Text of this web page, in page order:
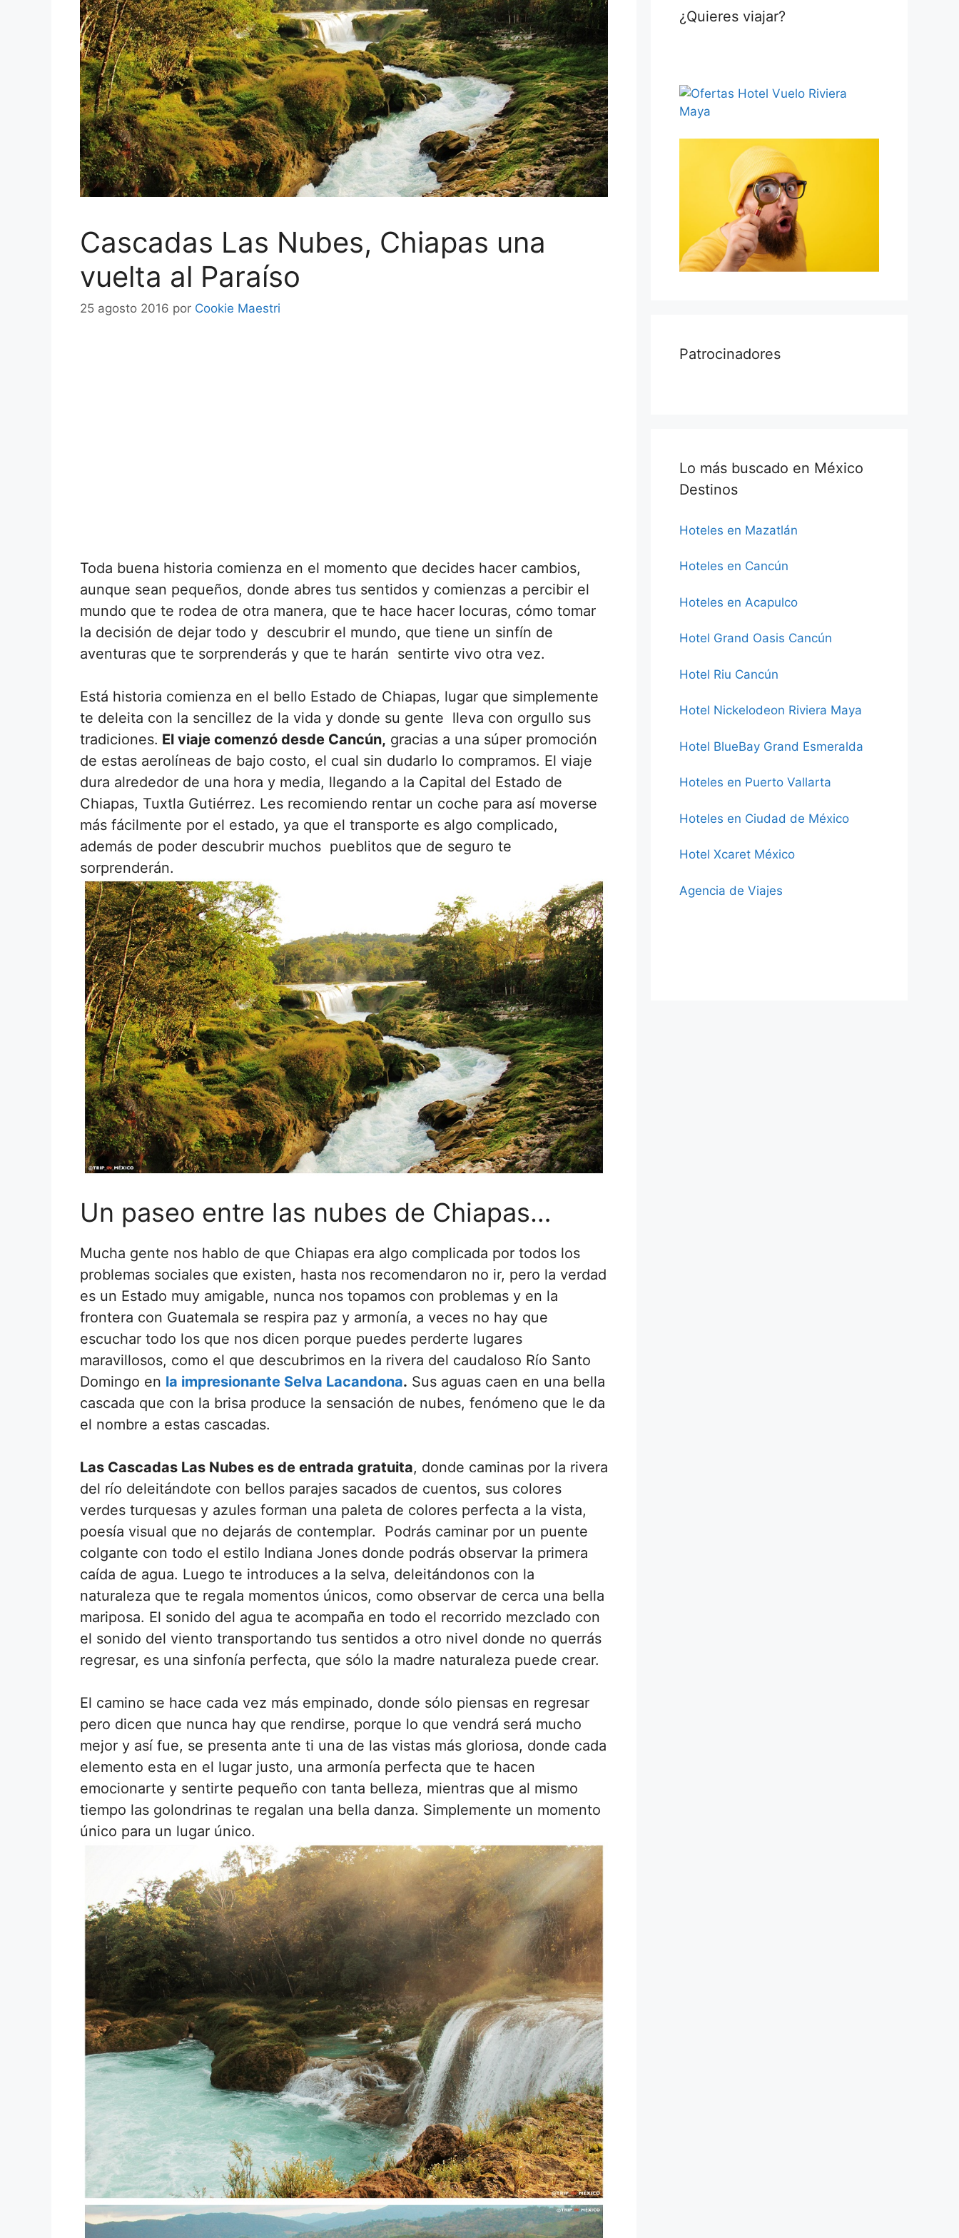
Cascadas Las Nubes, Chiapas una
vuelta al Paraíso
25 agosto 2016 por Cookie Maestri
Toda buena historia comienza en el momento que decides hacer cambios,
aunque sean pequeños, donde abres tus sentidos y comienzas a percibir el
mundo que te rodea de otra manera, que te hace hacer locuras, cómo tomar
la decisión de dejar todo y descubrir el mundo, que tiene un sinfín de
aventuras que te sorprenderás y que te harán sentirte vivo otra vez.
Está historia comienza en el bello Estado de Chiapas, lugar que simplemente
te deleita con la sencillez de la vida y donde su gente lleva con orgullo sus
tradiciones. El viaje comenzó desde Cancún, gracias a una súper promoción
de estas aerolíneas de bajo costo, el cual sin dudarlo lo compramos. El viaje
dura alrededor de una hora y media, llegando a la Capital del Estado de
Chiapas, Tuxtla Gutiérrez. Les recomiendo rentar un coche para así moverse
más fácilmente por el estado, ya que el transporte es algo complicado,
además de poder descubrir muchos pueblitos que de seguro te
sorprenderán.
Un paseo entre las nubes de Chiapas…
Mucha gente nos hablo de que Chiapas era algo complicada por todos los
problemas sociales que existen, hasta nos recomendaron no ir, pero la verdad
es un Estado muy amigable, nunca nos topamos con problemas y en la
frontera con Guatemala se respira paz y armonía, a veces no hay que
escuchar todo los que nos dicen porque puedes perderte lugares
maravillosos, como el que descubrimos en la rivera del caudaloso Río Santo
Domingo en la impresionante Selva Lacandona. Sus aguas caen en una bella
cascada que con la brisa produce la sensación de nubes, fenómeno que le da
el nombre a estas cascadas.
Las Cascadas Las Nubes es de entrada gratuita, donde caminas por la rivera
del río deleitándote con bellos parajes sacados de cuentos, sus colores
verdes turquesas y azules forman una paleta de colores perfecta a la vista,
poesía visual que no dejarás de contemplar. Podrás caminar por un puente
colgante con todo el estilo Indiana Jones donde podrás observar la primera
caída de agua. Luego te introduces a la selva, deleitándonos con la
naturaleza que te regala momentos únicos, como observar de cerca una bella
mariposa. El sonido del agua te acompaña en todo el recorrido mezclado con
el sonido del viento transportando tus sentidos a otro nivel donde no querrás
regresar, es una sinfonía perfecta, que sólo la madre naturaleza puede crear.
El camino se hace cada vez más empinado, donde sólo piensas en regresar
pero dicen que nunca hay que rendirse, porque lo que vendrá será mucho
mejor y así fue, se presenta ante ti una de las vistas más gloriosa, donde cada
elemento esta en el lugar justo, una armonía perfecta que te hacen
emocionarte y sentirte pequeño con tanta belleza, mientras que al mismo
tiempo las golondrinas te regalan una bella danza. Simplemente un momento
único para un lugar único.
¿Quieres viajar?
Patrocinadores
Lo más buscado en México
Destinos
Hoteles en Mazatlán
Hoteles en Cancún
Hoteles en Acapulco
Hotel Grand Oasis Cancún
Hotel Riu Cancún
Hotel Nickelodeon Riviera Maya
Hotel BlueBay Grand Esmeralda
Hoteles en Puerto Vallarta
Hoteles en Ciudad de México
Hotel Xcaret México
Agencia de Viajes